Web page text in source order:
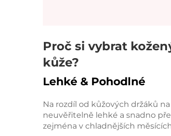
Proč si vybrat
kůže?
Lehké & Pohodlné
Na rozdíl od kůžových držáků
neuvěřitelně lehké a snadno
zejména v chladnějších